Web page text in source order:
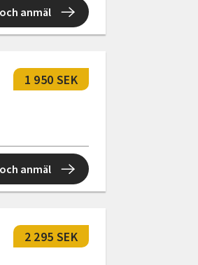
anmäl
1 950 SEK
anmäl
2 295 SEK